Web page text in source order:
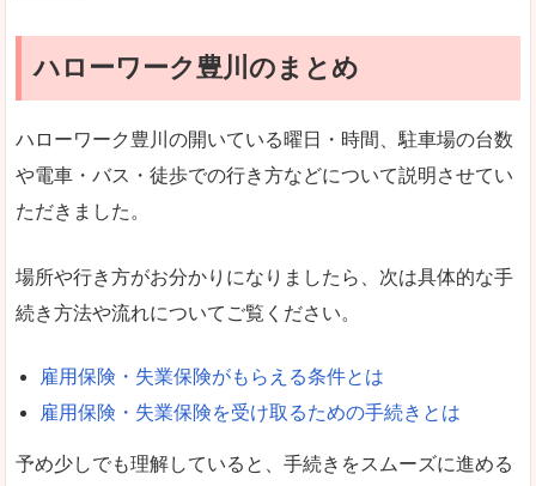
ハローワーク豊川のまとめ
ハローワーク豊川の開いている曜日・時間、駐車場の台数
や電車・バス・徒歩での行き方などについて説明させてい
ただきました。
場所や行き方がお分かりになりましたら、次は具体的な手
続き方法や流れについてご覧ください。
雇用保険・失業保険がもらえる条件とは
雇用保険・失業保険を受け取るための手続きとは
予め少しでも理解していると、手続きをスムーズに進める